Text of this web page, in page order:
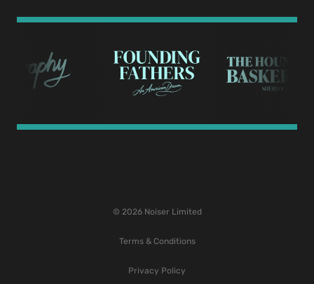
© 2026 Noiser Limited
Terms & Conditions
Privacy Policy